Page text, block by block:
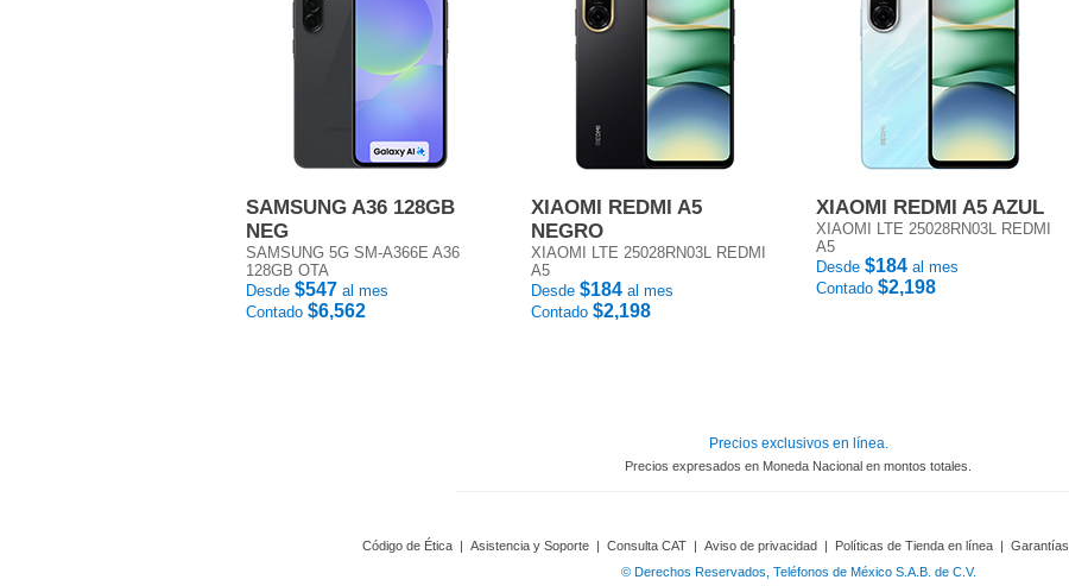
SAMSUNG A36 128GB
NEG
SAMSUNG 5G SM-A366E A36
128GB OTA
Desde $547 al mes
Contado $6,562
XIAOMI REDMI A5
NEGRO
XIAOMI LTE 25028RN03L REDMI
A5
Desde $184 al mes
Contado $2,198
XIAOMI REDMI A5 AZUL
XIAOMI LTE 25028RN03L REDMI
A5
Desde $184 al mes
Contado $2,198
Precios exclusivos en línea.
Precios expresados en Moneda Nacional en montos totales.
Código de Ética | Asistencia y Soporte | Consulta CAT | Aviso de privacidad | Políticas de Tienda en línea | Garantías
© Derechos Reservados, Teléfonos de México S.A.B. de C.V.